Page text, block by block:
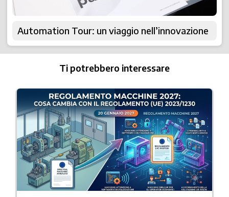
Automation Tour: un viaggio nell’innovazione
Ti potrebbero interessare